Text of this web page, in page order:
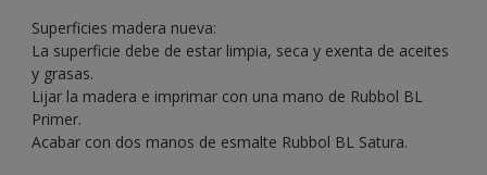
Superficies madera nueva:
La superficie debe de estar limpia, seca y exenta de aceites
y grasas.
Lijar la madera e imprimar con una mano de Rubbol BL
Primer.
Acabar con dos manos de esmalte Rubbol BL Satura.